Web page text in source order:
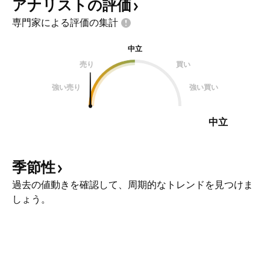
アナリストの評価
専門家による評価の集計
中立
売り
買い
強い売り 強い買い
中立
季節性
過去の値動きを確認して、周期的なトレンドを見つけま
しょう。